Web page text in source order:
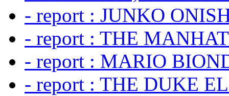
- report : JUNKO
- report : THE
- report : MARIO
- report : THE DUKE